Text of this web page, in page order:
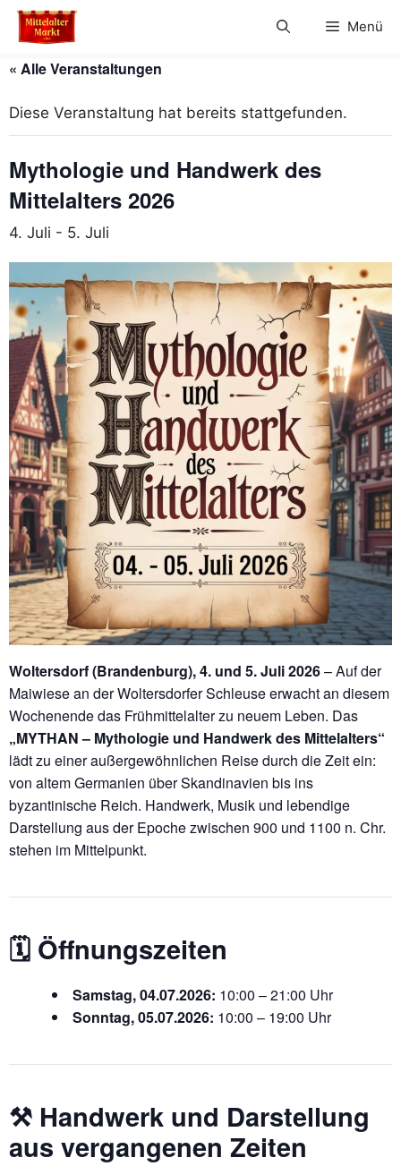
Zum
Inhalt
Menü
« Alle Veranstaltungen
Diese Veranstaltung hat bereits stattgefunden.
Mythologie und Handwerk des
Mittelalters 2026
4. Juli - 5. Juli
Woltersdorf (Brandenburg), 4. und 5. Juli 2026– Auf der
Maiwiese an der Woltersdorfer Schleuse erwacht an diesem
Wochenende das Frühmittelalter zu neuem Leben. Das
„MYTHAN – Mythologie und Handwerk des Mittelalters“
lädt zu einer außergewöhnlichen Reise durch die Zeit ein:
von altem Germanien über Skandinavien bis ins
byzantinische Reich. Handwerk, Musik und lebendige
Darstellung aus der Epoche zwischen 900 und 1100 n. Chr.
stehen im Mittelpunkt.
🗓️ Öffnungszeiten
Samstag, 04.07.2026: 10:00 – 21:00 Uhr
Sonntag, 05.07.2026: 10:00 – 19:00 Uhr
⚒️ Handwerk und Darstellung
aus vergangenen Zeiten